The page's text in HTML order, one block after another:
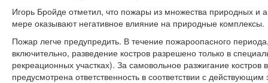
Игорь Бройде отметил, что пожары из множества природных и
мере оказывают негативное влияние на природные комплексы.
Пожар легче предупредить. В течение пожароопасного
включительно, разведение костров разрешено только в
рекреационных участках). За самовольное разжигание костров
предусмотрена ответственность в соответствии с действующим